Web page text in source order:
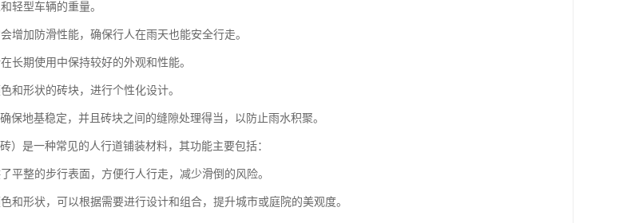
轻型车辆的重量。
增加防滑性能，确保行人在雨天也能安全行走。
长期使用中保持较好的外观和性能。
和形状的砖块，进行个性化设计。
保地基稳定，并且砖块之间的缝隙处理得当，以防止雨水积聚。
）是一种常见的人行道铺装材料，其功能主要包括：
平整的步行表面，方便行人行走，减少滑倒的风险。
和形状，可以根据需要进行设计和组合，提升城市或庭院的美观度。